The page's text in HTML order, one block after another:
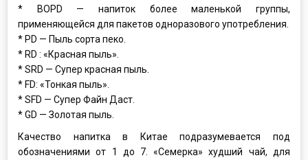
* BOPD — напиток более маленькой группы,
применяющейся для пакетов одноразового употребления.
* PD — Пыль сорта пеко.
* RD : «Красная пыль».
* SRD — Супер красная пыль.
* FD: «Тонкая пыль».
* SFD — Супер Файн Даст.
* GD — Золотая пыль.
Качество напитка в Китае подразумевается под
обозначениями от 1 до 7. «Семерка» худший чай, для